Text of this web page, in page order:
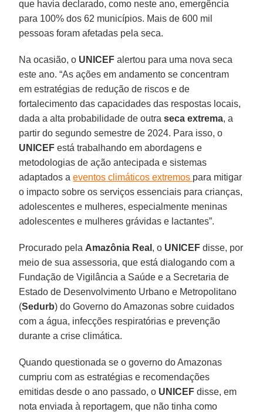
que havia declarado, como neste ano, emergência
para 100% dos 62 municípios. Mais de 600 mil
pessoas foram afetadas pela seca.
Na ocasião, o UNICEF alertou para uma nova seca
este ano. “As ações em andamento se concentram
em estratégias de redução de riscos e de
fortalecimento das capacidades das respostas locais,
dada a alta probabilidade de outraseca extrema, a
partir do segundo semestre de 2024. Para isso, o
UNICEF está trabalhando em abordagens e
metodologias de ação antecipada e sistemas
adaptados aeventos climáticos extremos para mitigar
o impacto sobre os serviços essenciais para crianças,
adolescentes e mulheres, especialmente meninas
adolescentes e mulheres grávidas e lactantes”.
Procurado pela Amazônia Real , o UNICEF disse, por
meio de sua assessoria, que está dialogando com a
Fundação de Vigilância a Saúde e a Secretaria de
Estado de Desenvolvimento Urbano e Metropolitano
(Sedurb) do Governo do Amazonas sobre cuidados
com a água, infecções respiratórias e prevenção
durante a crise climática.
Quando questionada se o governo do Amazonas
cumpriu com as estratégias e recomendações
emitidas desde o ano passado, o UNICEF disse, em
nota enviada à reportagem, que não tinha como